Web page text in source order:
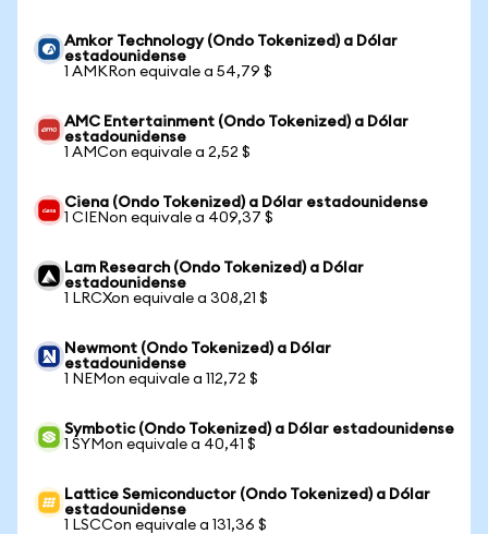
Amkor Technology (Ondo Tokenized) a Dólar
estadounidense
1 AMKRon equivale a 54,79 $
AMC Entertainment (Ondo Tokenized) a Dólar
estadounidense
1 AMCon equivale a 2,52 $
Ciena (Ondo Tokenized) a Dólar estadounidense
1 CIENon equivale a 409,37 $
Lam Research (Ondo Tokenized) a Dólar
estadounidense
1 LRCXon equivale a 308,21 $
Newmont (Ondo Tokenized) a Dólar
estadounidense
1 NEMon equivale a 112,72 $
Symbotic (Ondo Tokenized) a Dólar estadounidense
1 SYMon equivale a 40,41 $
Lattice Semiconductor (Ondo Tokenized) a Dólar
estadounidense
1 LSCCon equivale a 131,36 $